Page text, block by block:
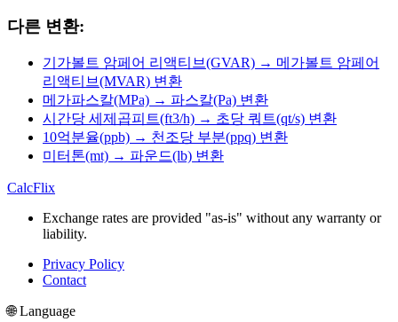
다른 변환:
기가볼트 암페어 리액티브(GVAR) → 메가볼트 암페어
리액티브(MVAR) 변환
메가파스칼(MPa) → 파스칼(Pa) 변환
시간당 세제곱피트(ft3/h) → 초당 쿼트(qt/s) 변환
10억분율(ppb) → 천조당 부분(ppq) 변환
미터톤(mt) → 파운드(lb) 변환
CalcFlix
Exchange rates are provided "as-is" without any warranty or
liability.
Privacy Policy
Contact
🌐 Language